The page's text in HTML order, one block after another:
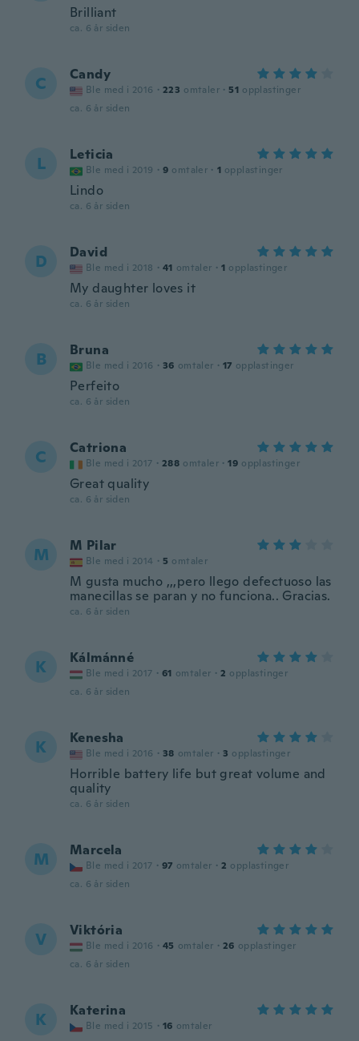
Brilliant
ca. 6 år siden
C Candy
Ble med i 2016 · 223 omtaler · 51 opplastinger
ca. 6 år siden
L Leticia
Ble med i 2019 · 9 omtaler · 1 opplastinger
Lindo
ca. 6 år siden
D David
Ble med i 2018 · 41 omtaler · 1 opplastinger
My daughter loves it
ca. 6 år siden
B Bruna
Ble med i 2016 · 36 omtaler · 17 opplastinger
Perfeito
ca. 6 år siden
C Catriona
Ble med i 2017 · 288 omtaler · 19 opplastinger
Great quality
ca. 6 år siden
M M Pilar
Ble med i 2014 · 5 omtaler
M gusta mucho ,,,pero llego defectuoso las
manecillas se paran y no funciona.. Gracias.
ca. 6 år siden
K Kálmánné
Ble med i 2017 · 61 omtaler · 2 opplastinger
ca. 6 år siden
K Kenesha
Ble med i 2016 · 38 omtaler · 3 opplastinger
Horrible battery life but great volume and
quality
ca. 6 år siden
M Marcela
Ble med i 2017 · 97 omtaler · 2 opplastinger
ca. 6 år siden
V Viktória
Ble med i 2016 · 45 omtaler · 26 opplastinger
ca. 6 år siden
K Katerina
Ble med i 2015 · 16 omtaler